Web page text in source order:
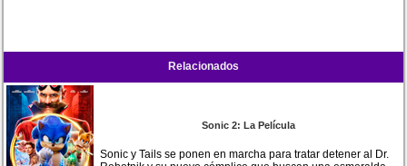
Relacionados
Sonic 2: La Película
Sonic y Tails se ponen en marcha para tratar detener al Dr.